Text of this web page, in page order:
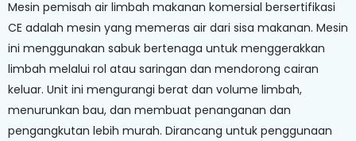
Mesin pemisah air limbah makanan komersial bersertifikasi
CE adalah mesin yang memeras air dari sisa makanan. Mesin
ini menggunakan sabuk bertenaga untuk menggerakkan
limbah melalui rol atau saringan dan mendorong cairan
keluar. Unit ini mengurangi berat dan volume limbah,
menurunkan bau, dan membuat penanganan dan
pengangkutan lebih murah. Dirancang untuk penggunaan